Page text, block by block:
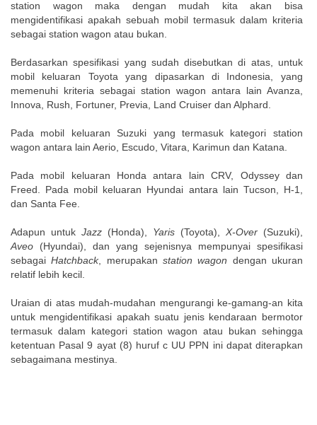
station wagon maka dengan mudah kita akan bisa
mengidentifikasi apakah sebuah mobil termasuk dalam kriteria
sebagai station wagon atau bukan.
Berdasarkan spesifikasi yang sudah disebutkan di atas, untuk
mobil keluaran Toyota yang dipasarkan di Indonesia, yang
memenuhi kriteria sebagai station wagon antara lain Avanza,
Innova, Rush, Fortuner, Previa, Land Cruiser dan Alphard.
Pada mobil keluaran Suzuki yang termasuk kategori station
wagon antara lain Aerio, Escudo, Vitara, Karimun dan Katana.
Pada mobil keluaran Honda antara lain CRV, Odyssey dan
Freed. Pada mobil keluaran Hyundai antara lain Tucson, H-1,
dan Santa Fee.
Adapun untuk Jazz(Honda), Yaris(Toyota), X-Over(Suzuki),
Aveo (Hyundai), dan yang sejenisnya mempunyai spesifikasi
sebagaiHatchback, merupakan station wagon dengan ukuran
relatif lebih kecil.
Uraian di atas mudah-mudahan mengurangi ke-gamang-an kita
untuk mengidentifikasi apakah suatu jenis kendaraan bermotor
termasuk dalam kategori station wagon atau bukan sehingga
ketentuan Pasal 9 ayat (8) huruf c UU PPN ini dapat diterapkan
sebagaimana mestinya.